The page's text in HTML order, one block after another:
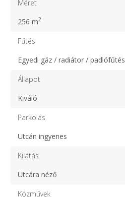
Méret
256 m2
Fűtés
Egyedi gáz / radiátor / padlófűtés
Állapot
Kiváló
Parkolás
Utcán ingyenes
Kilátás
Utcára néző
Közművek